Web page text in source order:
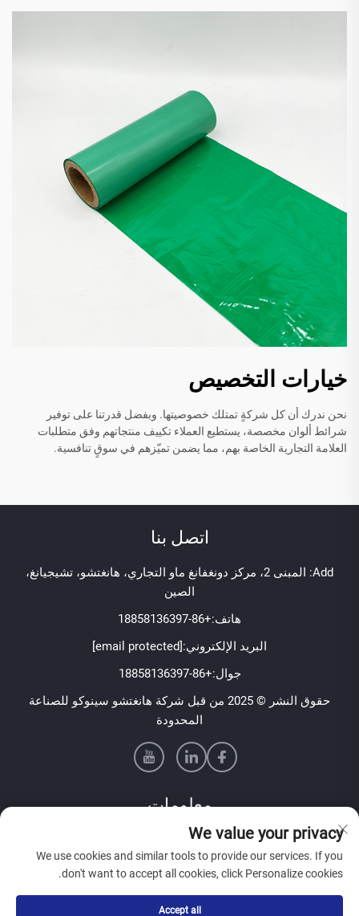
خيارات التخصيص
نحن ندرك أن كل شركةٍ تمتلك خصوصيتها. وبفضل قدرتنا على توفير
شرائط ألوان مخصصة، يستطيع العملاء تكييف منتجاتهم وفق متطلبات
العلامة التجارية الخاصة بهم، مما يضمن تميّزهم في سوقٍ تنافسية.
اتصل بنا
Add: المبنى 2، مركز دونغفانغ ماو التجاري، هانغتشو، تشيجيانغ،
الصين
هاتف:+86-18858136397
البريد الإلكتروني:[email protected]
جوال:+86-18858136397
حقوق النشر © 2025 من قبل شركة هانغتشو سينوكو للصناعة
المحدودة
معلومات
اشترك لتلقي نشرتنا الإخبارية الأسبوعية
We value your privacy
We use cookies and similar tools to provide our services. If you
don't want to accept all cookies, click Personalize cookies.
Accept all